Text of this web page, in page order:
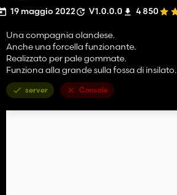
19 maggio 2022 V1.0.0.0 4 850
Una compagnia olandese.
Anche una forcella funzionante.
Realizzato per pale gommate.
Funziona alla grande sulla fossa di insilato.
server Console